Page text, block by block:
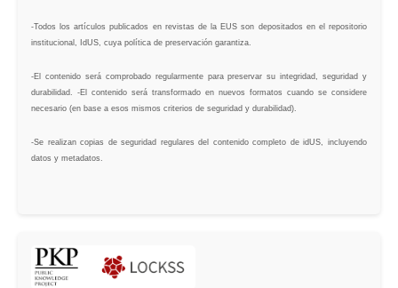
-Todos los artículos publicados en revistas de la EUS son depositados en el repositorio
institucional, IdUS, cuya política de preservación garantiza.
-El contenido será comprobado regularmente para preservar su integridad, seguridad y
durabilidad. -El contenido será transformado en nuevos formatos cuando se considere
necesario (en base a esos mismos criterios de seguridad y durabilidad).
-Se realizan copias de seguridad regulares del contenido completo de idUS, incluyendo
datos y metadatos.